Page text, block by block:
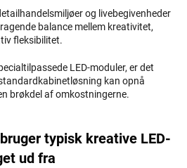
og livebegivenheder
balance mellem kreativitet,
fleksibilitet.
LED-moduler, er det
kan opnå
brøkdel af omkostningerne.
typisk kreative LED-
ud fra